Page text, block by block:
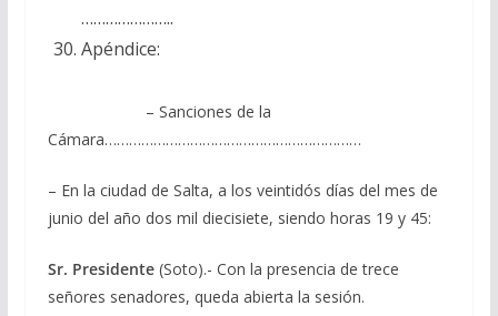
…………………..
Apéndice:
– Sanciones de la
Cámara………………………………………………………
– En la ciudad de Salta, a los veintidós días del mes de
junio del año dos mil diecisiete, siendo horas 19 y 45:
Sr. Presidente(Soto).- Con la presencia de trece
señores senadores, queda abierta la sesión.